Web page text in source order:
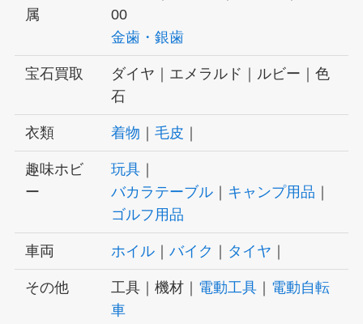
属
00
金歯・銀歯
宝石買取
ダイヤ｜エメラルド｜ルビー｜色
石
衣類 着物 ｜毛皮
趣味ホビ
ー
玩具
バカラテーブル
キャンプ用品
ゴルフ用品
車両 ホイル ｜バイク タイヤ
その他 工具｜機材｜ 電動工具
電動自転
車